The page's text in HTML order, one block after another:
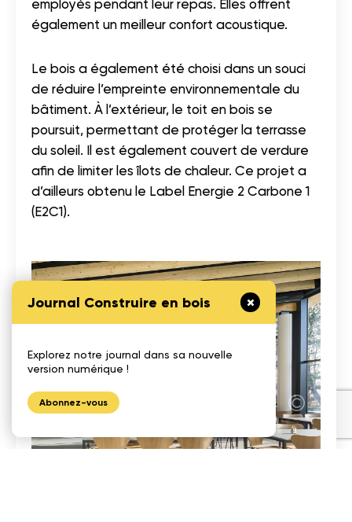
Journal Construire en bois
Explorez notre journal dans sa nouvelle
version numérique !
Abonnez-vous
employés pendant leur repas. Elles offrent
également un meilleur confort acoustique.
Le bois a également été choisi dans un souci
de réduire l’empreinte environnementale du
bâtiment. À l’extérieur, le toit en bois se
poursuit, permettant de protéger la terrasse
du soleil. Il est également couvert de verdure
afin de limiter les îlots de chaleur. Ce projet a
d’ailleurs obtenu le Label Energie 2 Carbone 1
(E2C1).